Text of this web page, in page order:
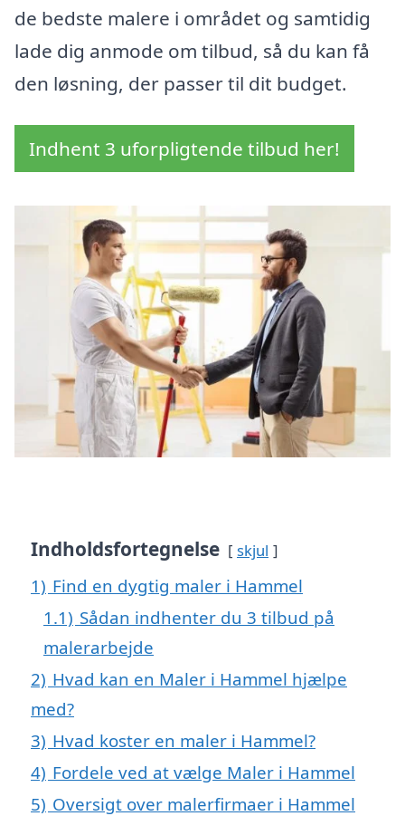
de bedste malere i området og samtidig
lade dig anmode om tilbud, så du kan få
den løsning, der passer til dit budget.
Indhent 3 uforpligtende tilbud her!
Indholdsfortegnelse skjul
1) Find en dygtig maler i Hammel
1.1) Sådan indhenter du 3 tilbud på
malerarbejde
2) Hvad kan en Maler i Hammel hjælpe
med?
3) Hvad koster en maler i Hammel?
4) Fordele ved at vælge Maler i Hammel
5) Oversigt over malerfirmaer i Hammel